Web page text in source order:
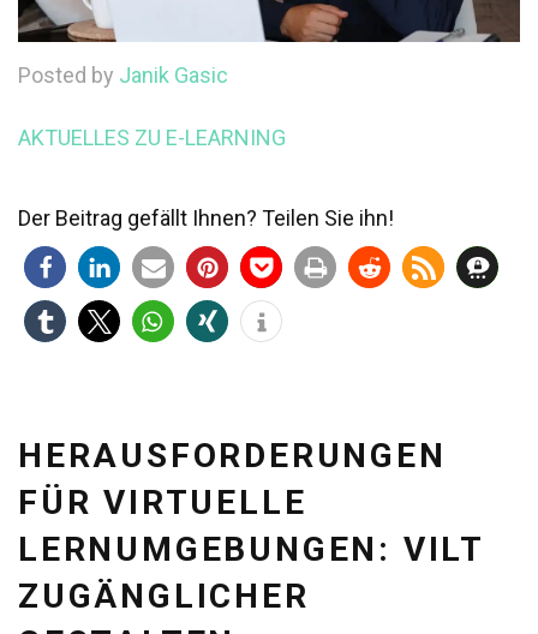
Posted by Janik Gasic
AKTUELLES ZU E-LEARNING
Der Beitrag gefällt Ihnen? Teilen Sie ihn!
HERAUSFORDERUNGEN
FÜR VIRTUELLE
LERNUMGEBUNGEN: VILT
ZUGÄNGLICHER